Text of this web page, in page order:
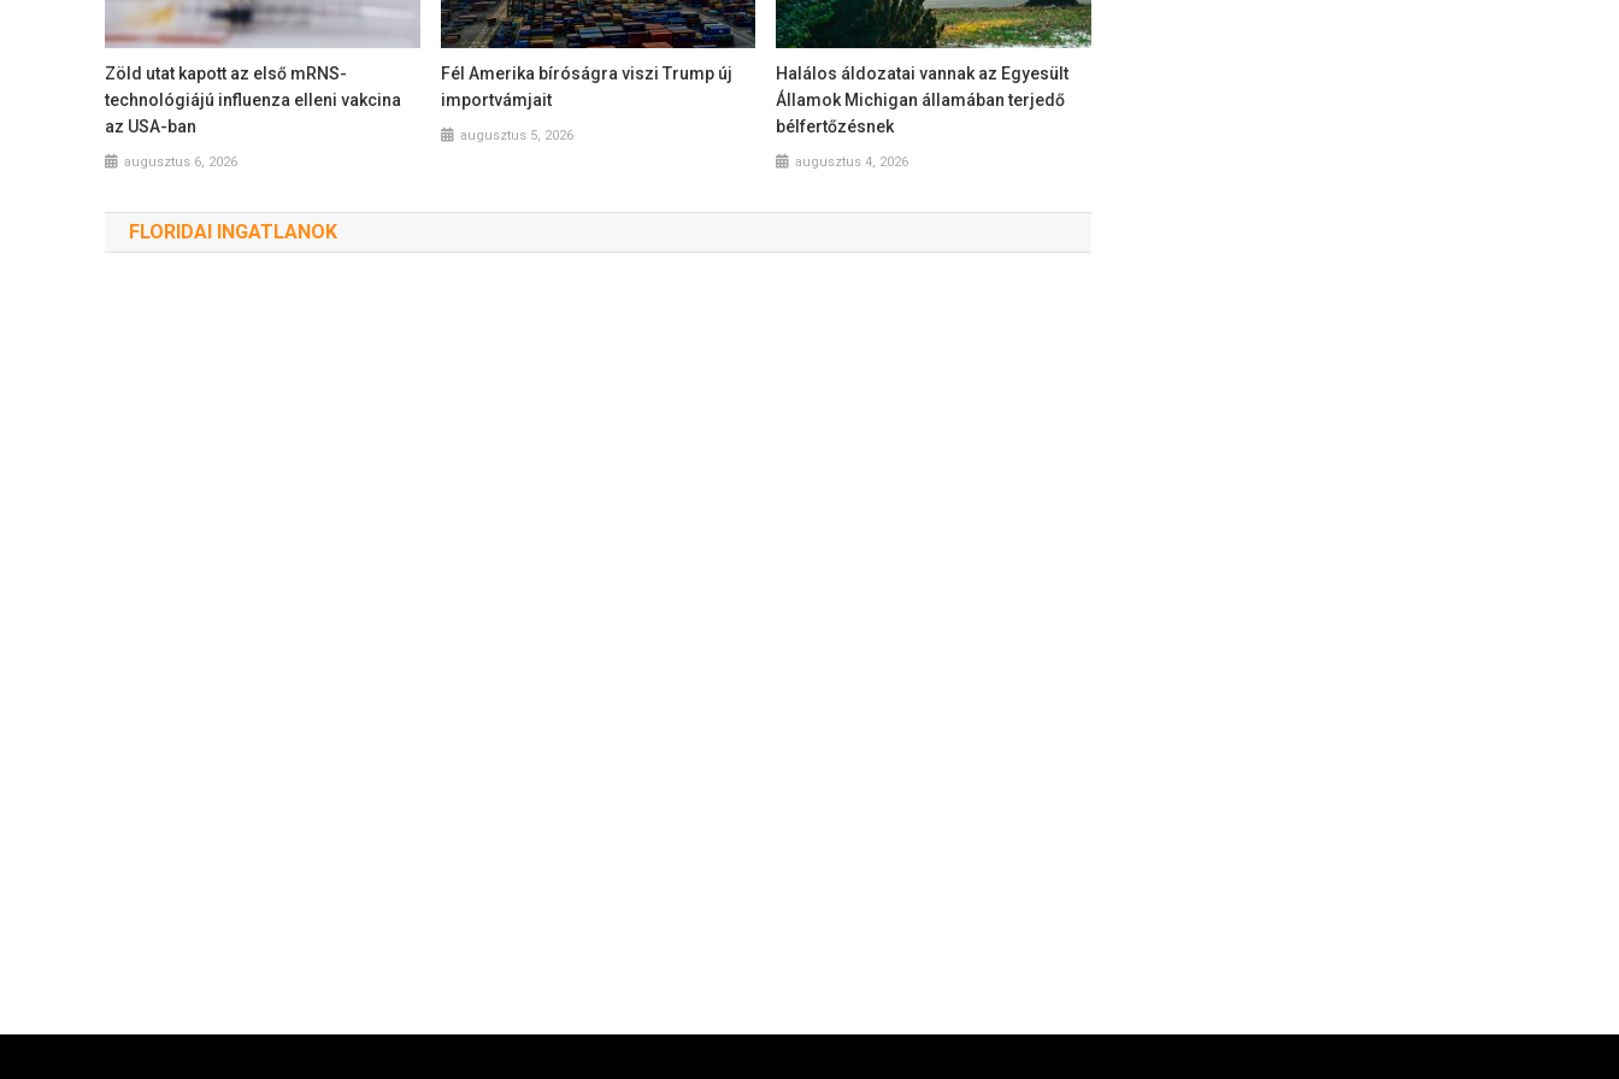
Zöld utat kapott az első mRNS-
technológiájú influenza elleni vakcina
az USA-ban
augusztus 6, 2026
Fél Amerika bíróságra viszi Trump új
importvámjait
augusztus 5, 2026
Halálos áldozatai vannak az Egyesült
Államok Michigan államában terjedő
bélfertőzésnek
augusztus 4, 2026
FLORIDAI INGATLANOK